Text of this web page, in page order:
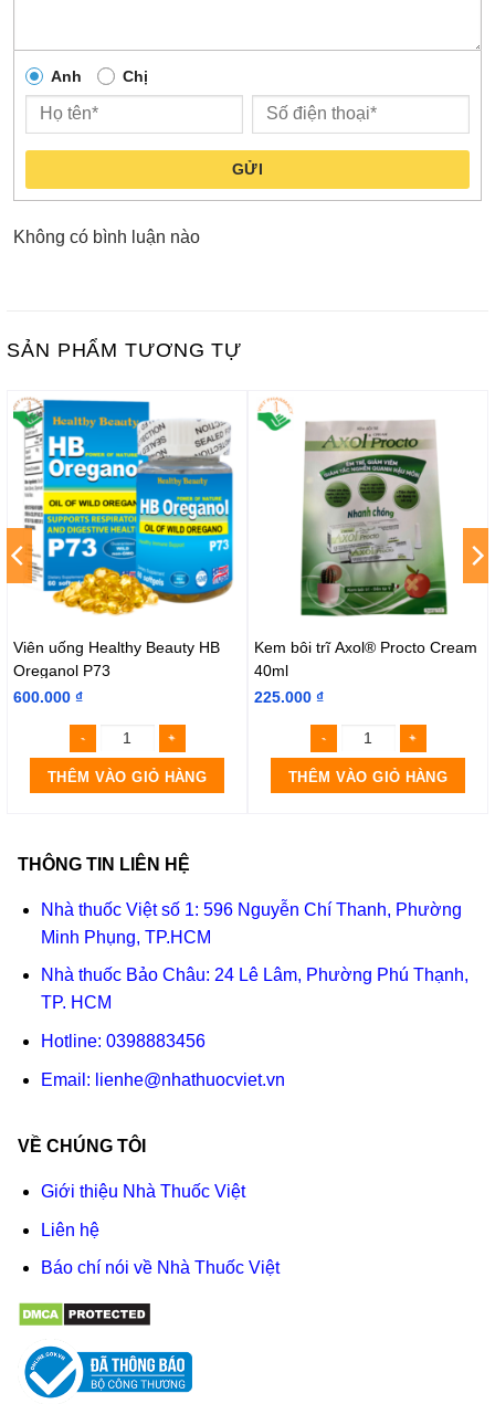
Anh Chị
GỬI
Không có bình luận nào
SẢN PHẨM TƯƠNG TỰ
Viên uống Healthy Beauty HB
Oreganol P73
600.000 ₫
THÊM VÀO GIỎ HÀNG
Kem bôi trĩ Axol® Procto Cream
40ml
225.000 ₫
THÊM VÀO GIỎ HÀNG
THÔNG TIN LIÊN HỆ
Nhà thuốc Việt số 1: 596 Nguyễn Chí Thanh, Phường
Minh Phụng, TP.HCM
Nhà thuốc Bảo Châu: 24 Lê Lâm, Phường Phú Thạnh,
TP. HCM
Hotline: 0398883456
Email: lienhe@nhathuocviet.vn
VỀ CHÚNG TÔI
Giới thiệu Nhà Thuốc Việt
Liên hệ
Báo chí nói về Nhà Thuốc Việt